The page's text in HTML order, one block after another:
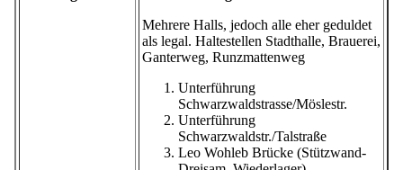
Mehrere Halls, jedoch alle eher geduldet
als legal. Haltestellen Stadthalle, Brauerei,
Ganterweg, Runzmattenweg
Unterführung
Schwarzwaldstrasse/Möslestr.
Unterführung
Schwarzwaldstr./Talstraße
Leo Wohleb Brücke (Stützwand-